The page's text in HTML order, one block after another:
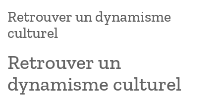
Retrouver un dynamisme
culturel
Retrouver un
dynamisme culturel